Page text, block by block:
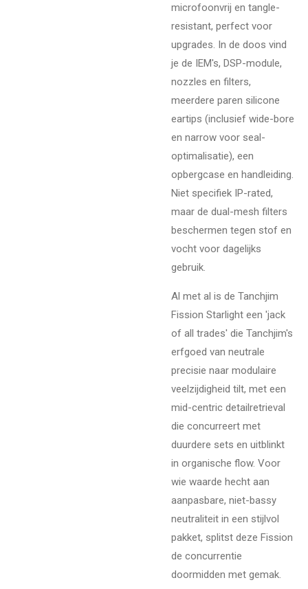
microfoonvrij en tangle-
resistant, perfect voor
upgrades. In de doos vind
je de IEM's, DSP-module,
nozzles en filters,
meerdere paren silicone
eartips (inclusief wide-bore
en narrow voor seal-
optimalisatie), een
opbergcase en handleiding.
Niet specifiek IP-rated,
maar de dual-mesh filters
beschermen tegen stof en
vocht voor dagelijks
gebruik.
Al met al is de Tanchjim
Fission Starlight een 'jack
of all trades' die Tanchjim's
erfgoed van neutrale
precisie naar modulaire
veelzijdigheid tilt, met een
mid-centric detailretrieval
die concurreert met
duurdere sets en uitblinkt
in organische flow. Voor
wie waarde hecht aan
aanpasbare, niet-bassy
neutraliteit in een stijlvol
pakket, splitst deze Fission
de concurrentie
doormidden met gemak.